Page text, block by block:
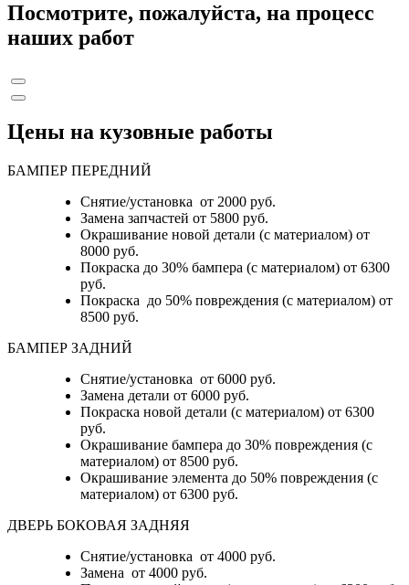
Посмотрите, пожалуйста, на процесс
наших работ
Цены на кузовные работы
БАМПЕР ПЕРЕДНИЙ
Снятие/установка от 2000 руб.
Замена запчастей от 5800 руб.
Окрашивание новой детали (с материалом) от
8000 руб.
Покраска до 30% бампера (с материалом) от 6300
руб.
Покраска до 50% повреждения (с материалом) от
8500 руб.
БАМПЕР ЗАДНИЙ
Снятие/установка от 6000 руб.
Замена детали от 6000 руб.
Покраска новой детали (с материалом) от 6300
руб.
Окрашивание бампера до 30% повреждения (с
материалом) от 8500 руб.
Окрашивание элемента до 50% повреждения (с
материалом) от 6300 руб.
ДВЕРЬ БОКОВАЯ ЗАДНЯЯ
Снятие/установка от 4000 руб.
Замена от 4000 руб.